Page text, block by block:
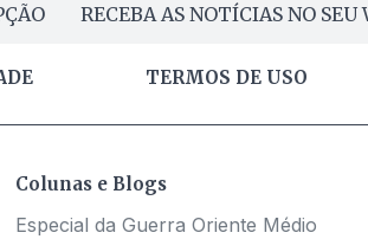
RECEBA AS NOTÍCIAS NO SEU
TERMOS DE USO
Colunas e Blogs
Especial da Guerra Oriente Médio